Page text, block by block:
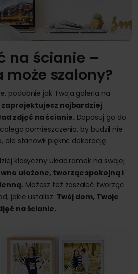
na ścianie –
może szalony?
podobnie jak Twoja galeria na
zaprojektujesz najbardziej
zdjęć na ścianie. Dopasuj go do
pomieszczenia, by budził nie
ale stanowił piękną dekorację.
klasyczny układ ramek na swojej
ułożone, tworząc spokojną i
Możesz też zaszaleć tworząc
jakie ustalisz. Twój dom, Twoje
na ścianie.